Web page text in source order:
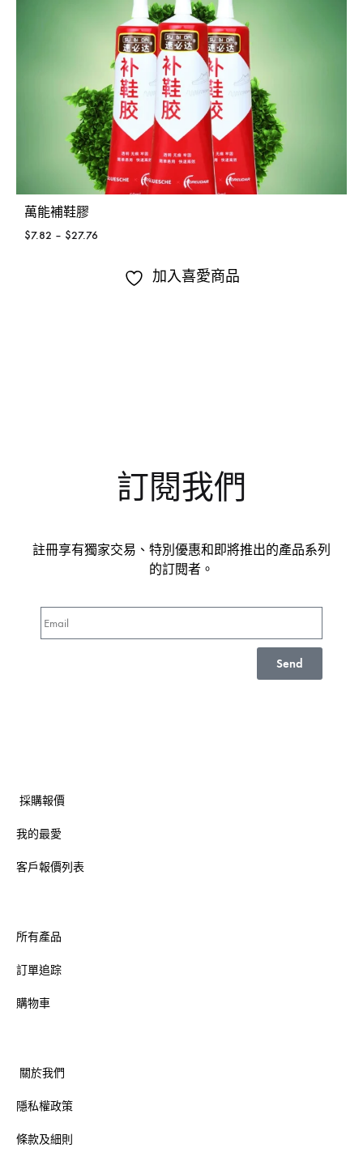
萬能補鞋膠
$7.82 – $27.76
加入喜愛商品
訂閱我們
註冊享有獨家交易、特別優惠和即將推出的產品系列
的訂閱者。
Send
採購報價
我的最愛
客戶報價列表
所有產品
訂單追踪
購物車
關於我們
隱私權政策
條款及細則